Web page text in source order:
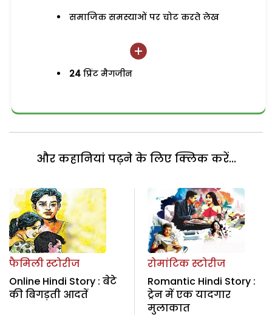
समाजिक समस्याओं पर चोट करते लेख
24 प्रिंट मैगजीन
और कहानियां पढ़ने के लिए क्लिक करें...
फैमिली स्टोरीज
Online Hindi Story : बेटे
की बिगड़ती आदतें
रोमांटिक स्टोरीज
Romantic Hindi Story :
ट्रेन में एक यादगार
मुलाकात